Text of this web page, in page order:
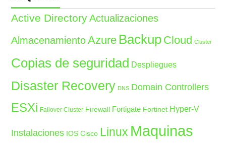
Active Directory Actualizaciones
Almacenamiento Azure Backup Cloud Cluster
Copias de seguridad Despliegues
Disaster Recovery DNS Domain Controllers
ESXi Failover Cluster Firewall Fortigate Fortinet Hyper-V
Instalaciones IOS Cisco Linux Maquinas